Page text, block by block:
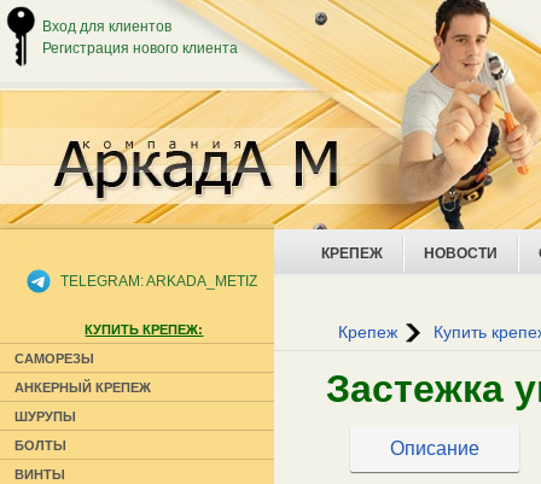
КРЕПЕЖ НОВОСТИ
Крепеж Купить
Застежка
Описание
TELEGRAM: ARKADA_METIZ
КУПИТЬ КРЕПЕЖ:
САМОРЕЗЫ
АНКЕРНЫЙ КРЕПЕЖ
ШУРУПЫ
БОЛТЫ
ВИНТЫ
Вход для клиентов
Регистрация нового клиента